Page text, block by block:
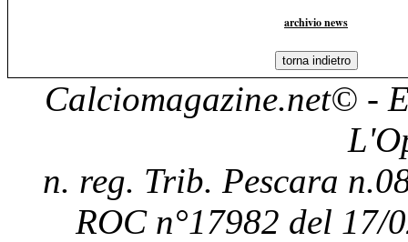
archivio news
Calciomagazine.net© -
n. reg. Trib. Pescara
ROC n°17982 del 17/